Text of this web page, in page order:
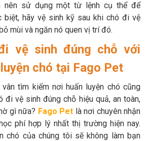
nên sử dụng một từ lệnh cụ thể để
biệt, hãy vệ sinh kỹ sau khi chó đi vệ
mùi và ngăn nó quen vị trí đó.
vệ sinh đúng chỗ với
chó tại Fago Pet
vân tìm kiếm nơi huấn luyện chó cũng
đi vệ sinh đúng chỗ hiệu quả, an toàn,
gì nữa? Fago Pet là nơi chuyên nhận
phí hợp lý nhất thị trường hiện nay.
chó của chúng tôi sẽ không làm bạn